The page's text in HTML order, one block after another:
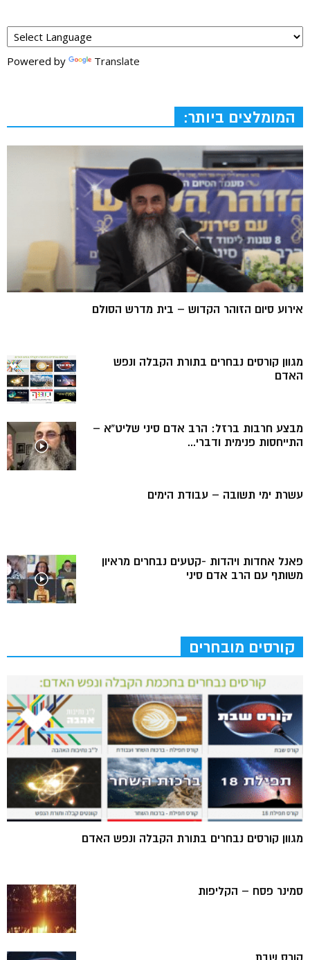
Powered by Translate
המומלצים ביותר:
אירוע סיום הזוהר הקדוש – בית מדרש הסולם
מגוון קורסים נבחרים בתורת הקבלה ונפש
האדם
מבצע חרבות ברזל: הרב אדם סיני שליט”א –
התייחסות פנימית ודברי...
עשרת ימי תשובה – עבודת הימים
פאנל אחדות ויהדות -קטעים נבחרים מראיון
משותף עם הרב אדם סיני
קורסים מובחרים
מגוון קורסים נבחרים בתורת הקבלה ונפש האדם
סמינר פסח – הקליפות